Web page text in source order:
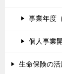
事業年度
個人事業
生命保険の活